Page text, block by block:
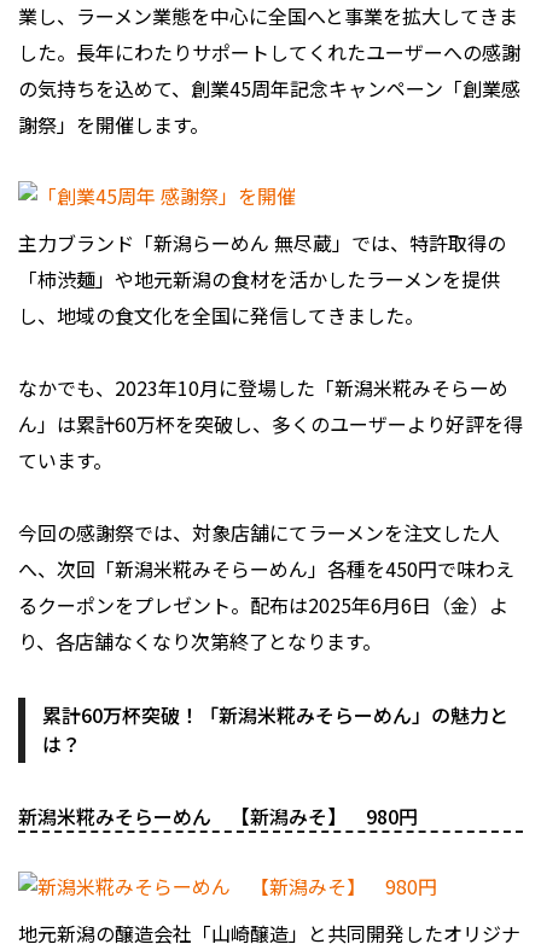
業し、ラーメン業態を中心に全国へと事業を拡大してきま
した。長年にわたりサポートしてくれたユーザーへの感謝
の気持ちを込めて、創業45周年記念キャンペーン「創業感
謝祭」を開催します。
主力ブランド「新潟らーめん 無尽蔵」では、特許取得の
「柿渋麺」や地元新潟の食材を活かしたラーメンを提供
し、地域の食文化を全国に発信してきました。
なかでも、2023年10月に登場した「新潟米糀みそらーめ
ん」は累計60万杯を突破し、多くのユーザーより好評を得
ています。
今回の感謝祭では、対象店舗にてラーメンを注文した人
へ、次回「新潟米糀みそらーめん」各種を450円で味わえ
るクーポンをプレゼント。配布は2025年6月6日（金）よ
り、各店舗なくなり次第終了となります。
累計60万杯突破！「新潟米糀みそらーめん」の魅力と
は？
新潟米糀みそらーめん 【新潟みそ】 980円
地元新潟の醸造会社「山崎醸造」と共同開発したオリジナ